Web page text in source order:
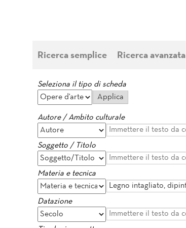
Ricerca semplice Ricerca avanzata
Seleziona il tipo di scheda
Autore / Ambito culturale
Soggetto / Titolo
Materia e tecnica
Datazione